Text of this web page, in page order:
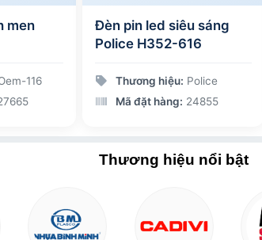
men
116
Đèn pin led siêu sáng
Police H352-616
Thương hiệu: Police
Mã đặt hàng: 24855
Thương hiệu nổi bật